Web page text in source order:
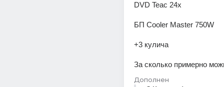
DVD Teac 24x
БП Cooler Master 750W
+3 кулича
За сколько примерно
Дополнен